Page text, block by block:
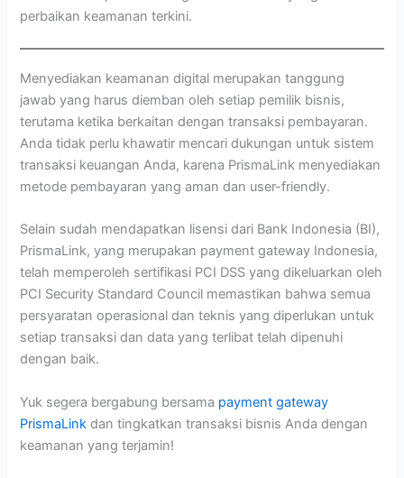
perbaikan keamanan terkini.
Menyediakan keamanan digital merupakan tanggung
jawab yang harus diemban oleh setiap pemilik bisnis,
terutama ketika berkaitan dengan transaksi pembayaran.
Anda tidak perlu khawatir mencari dukungan untuk sistem
transaksi keuangan Anda, karena PrismaLink menyediakan
metode pembayaran yang aman dan user-friendly.
Selain sudah mendapatkan lisensi dari Bank Indonesia (BI),
PrismaLink, yang merupakan payment gateway Indonesia,
telah memperoleh sertifikasi PCI DSS yang dikeluarkan oleh
PCI Security Standard Council memastikan bahwa semua
persyaratan operasional dan teknis yang diperlukan untuk
setiap transaksi dan data yang terlibat telah dipenuhi
dengan baik.
Yuk segera bergabung bersama payment gateway
PrismaLink dan tingkatkan transaksi bisnis Anda dengan
keamanan yang terjamin!